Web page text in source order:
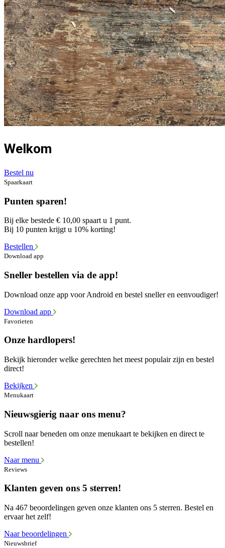
Welkom
Bestel nu
Spaarkaart
Punten sparen!
Bij elke bestede € 10,00 spaart u 1 punt.
Bij 10 punten krijgt u 10% korting!
Bestellen
Download app
Sneller bestellen via de app!
Download onze app voor Android en bestel sneller en eenvoudiger!
Download app
Favorieten
Onze hardlopers!
Bekijk hieronder welke gerechten het meest populair zijn en bestel
direct!
Bekijken
Menukaart
Nieuwsgierig naar ons menu?
Scroll naar beneden om onze menukaart te bekijken en direct te
bestellen!
Naar menu
Reviews
Klanten geven ons 5 sterren!
Na 467 beoordelingen geven onze klanten ons 5 sterren. Bestel en
ervaar het zelf!
Naar beoordelingen
Nieuwsbrief